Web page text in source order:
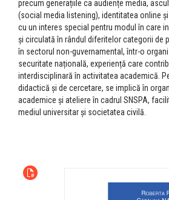
precum generațiile ca audiențe media,
(social media listening), identitatea online
cu un interes special pentru modul în care
și circulată în rândul diferitelor categorii de
în sectorul non-guvernamental, într-o
securitate națională, experiență care
interdisciplinară în activitatea academică.
didactică și de cercetare, se implică în
academice și ateliere în cadrul SNSPA,
mediul universitar și societatea civilă.